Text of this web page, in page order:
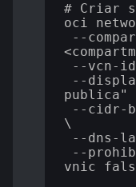
# Criar
oci
--
--vcn-
--
publica"
--cidr-
\
--dns-
--
vnic